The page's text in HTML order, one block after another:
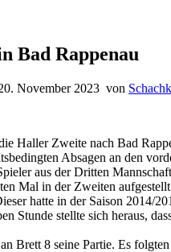
Bad Rappenau
November 2023 von
Haller Zweite nach Bad
Absagen an den
aus der Dritten
Mal in der Zweiten
hatte in der Saison 2014/
Stunde stellte sich heraus,
Brett 8 seine Partie. Es